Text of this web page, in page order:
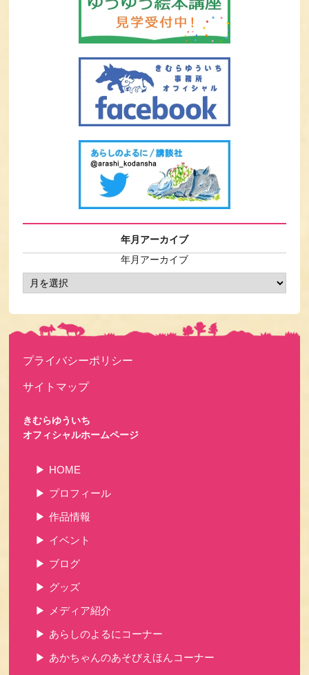
年月アーカイブ
年月アーカイブ
プライバシーポリシー
サイトマップ
きむらゆういち
オフィシャルホームページ
HOME
プロフィール
作品情報
イベント
ブログ
グッズ
メディア紹介
あらしのよるにコーナー
あかちゃんのあそびえほんコーナー